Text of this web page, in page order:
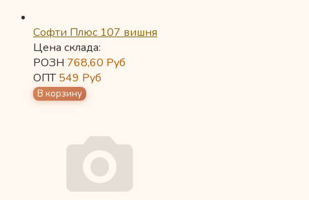
Софти Плюс 107 вишня
Цена склада:
РОЗН 768,60 Руб
ОПТ549 Руб